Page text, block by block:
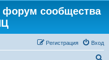
форум сообщества
Вход
Регистрация